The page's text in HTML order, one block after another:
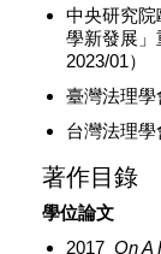
中央研究
學新發展」
2023/01）
臺灣法理學
台灣法理學
著作目錄
學位論文
2017 On A